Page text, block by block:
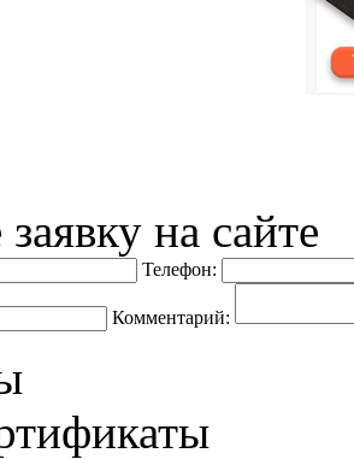
на сайте
Телефон:
Комментарий: